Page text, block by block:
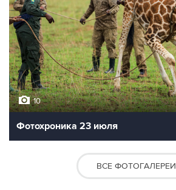
10
Фотохроника 23 июля
ВСЕ ФОТОГАЛЕРЕИ